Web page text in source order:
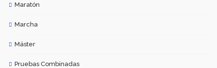
Maratón
Marcha
Máster
Pruebas Combinadas